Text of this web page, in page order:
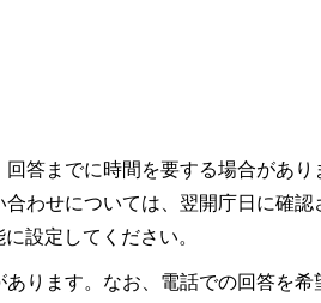
答までに時間を要する場合があ
わせについては、翌開庁日に確
設定してください。
ります。なお、電話での回答を